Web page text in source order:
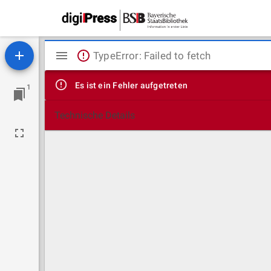
1
Mirador
Viewer
TypeError: Failed to fetch
Es ist ein Fehler aufgetreten
Technische Details